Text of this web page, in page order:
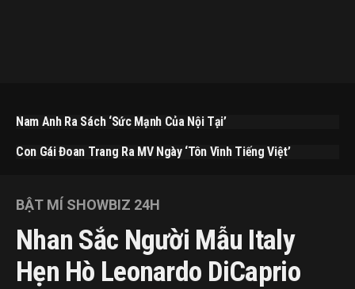
Nam Anh Ra Sách ‘Sức Mạnh Của Nội Tại’
Con Gái Đoan Trang Ra MV Ngày ‘Tôn Vinh Tiếng Việt’
BẬT MÍ SHOWBIZ 24H
Nhan Sắc Người Mẫu Italy
Hẹn Hò Leonardo DiCaprio